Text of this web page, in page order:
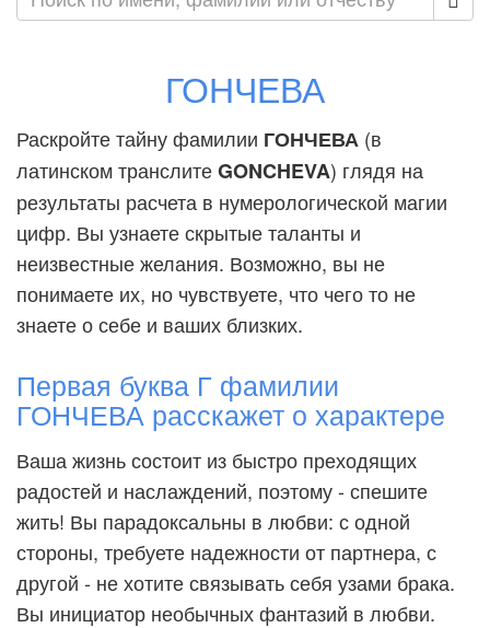
ГОНЧЕВА
Раскройте тайну фамилии ГОНЧЕВА (в
латинском транслитеGONCHEVA) глядя на
результаты расчета в нумерологической магии
цифр. Вы узнаете скрытые таланты и
неизвестные желания. Возможно, вы не
понимаете их, но чувствуете, что чего то не
знаете о себе и ваших близких.
Первая буква Г фамилии
ГОНЧЕВА расскажет о характере
Ваша жизнь состоит из быстро преходящих
радостей и наслаждений, поэтому - спешите
жить! Вы парадоксальны в любви: с одной
стороны, требуете надежности от партнера, с
другой - не хотите связывать себя узами брака.
Вы инициатор необычных фантазий в любви.